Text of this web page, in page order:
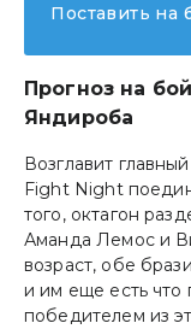
Поставить на
Прогноз на
Яндироба
Возглавит
Fight Night
того, октагон
Аманда Лемос и
возраст, обе
и им еще есть что
победителем из